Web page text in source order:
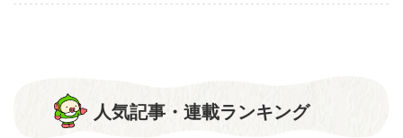
人気記事・連載ランキング